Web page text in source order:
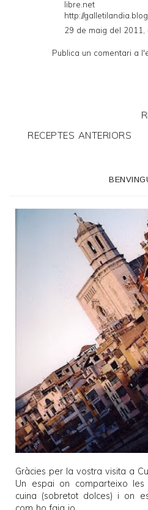
libre.net
http://
29 de maig del 2011,
Publica un comentari a
RECEPTES ANTERIORS
Gràcies per la vostra visita a
Un espai on comparteixo
cuina (sobretot dolces) i on